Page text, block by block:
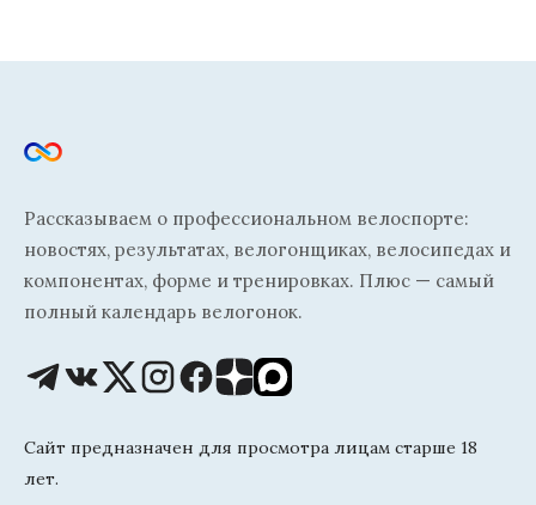
Рассказываем о профессиональном велоспорте:
новостях, результатах, велогонщиках, велосипедах и
компонентах, форме и тренировках. Плюс — самый
полный календарь велогонок.
Сайт предназначен для просмотра лицам старше 18
лет.